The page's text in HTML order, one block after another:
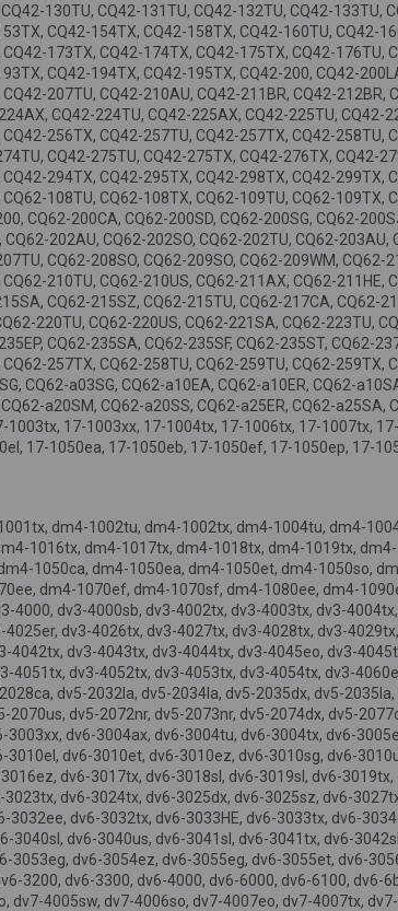
130TU, CQ42-131TU, CQ42-132TU, CQ42-
CQ42-154TX, CQ42-158TX, CQ42-160TU,
173TX, CQ42-174TX, CQ42-175TX, CQ42-
CQ42-194TX, CQ42-195TX, CQ42-200, CQ42-
207TU, CQ42-210AU, CQ42-211BR, CQ42-
CQ42-224TU, CQ42-225AX, CQ42-225TU,
256TX, CQ42-257TU, CQ42-257TX, CQ42-
CQ42-275TU, CQ42-275TX, CQ42-276TX,
294TX, CQ42-295TX, CQ42-298TX, CQ42-299TX,
108TU, CQ62-108TX, CQ62-109TU, CQ62-
CQ62-200CA, CQ62-200SD, CQ62-200SG, CQ62-
202AU, CQ62-202SO, CQ62-202TU, CQ62-
CQ62-208SO, CQ62-209SO, CQ62-209WM,
210TU, CQ62-210US, CQ62-211AX, CQ62-
CQ62-215SZ, CQ62-215TU, CQ62-217CA,
220TU, CQ62-220US, CQ62-221SA, CQ62-223TU,
CQ62-235SA, CQ62-235SF, CQ62-235ST, CQ62-
257TX, CQ62-258TU, CQ62-259TU, CQ62-
CQ62-a03SG, CQ62-a10EA, CQ62-a10ER, CQ62-
a20SM, CQ62-a20SS, CQ62-a25ER, CQ62-
17-1003xx, 17-1004tx, 17-1006tx, 17-1007tx,
17-1050ea, 17-1050eb, 17-1050ef, 17-1050ep, 17-
dm4-1002tu, dm4-1002tx, dm4-1004tu, dm4-
1016tx, dm4-1017tx, dm4-1018tx, dm4-1019tx,
1050ca, dm4-1050ea, dm4-1050et, dm4-1050so,
dm4-1070ef, dm4-1070sf, dm4-1080ee, dm4-
4000, dv3-4000sb, dv3-4002tx, dv3-4003tx, dv3-
dv3-4026tx, dv3-4027tx, dv3-4028tx, dv3-
4042tx, dv3-4043tx, dv3-4044tx, dv3-4045eo, dv3-
4051tx, dv3-4052tx, dv3-4053tx, dv3-4054tx, dv3-
dv5-2032la, dv5-2034la, dv5-2035dx, dv5-
2070us, dv5-2072nr, dv5-2073nr, dv5-2074dx, dv5-
dv6-3004ax, dv6-3004tu, dv6-3004tx, dv6-
dv6-3010et, dv6-3010ez, dv6-3010sg, dv6-
dv6-3017tx, dv6-3018sl, dv6-3019sl, dv6-
dv6-3024tx, dv6-3025dx, dv6-3025sz, dv6-
dv6-3032tx, dv6-3033HE, dv6-3033tx, dv6-
3040sl, dv6-3040us, dv6-3041sl, dv6-3041tx, dv6-
3053eg, dv6-3054ez, dv6-3055eg, dv6-3055et, dv6-
3200, dv6-3300, dv6-4000, dv6-6000, dv6-6100,
dv7-4005sw, dv7-4006so, dv7-4007eo, dv7-4007tx,